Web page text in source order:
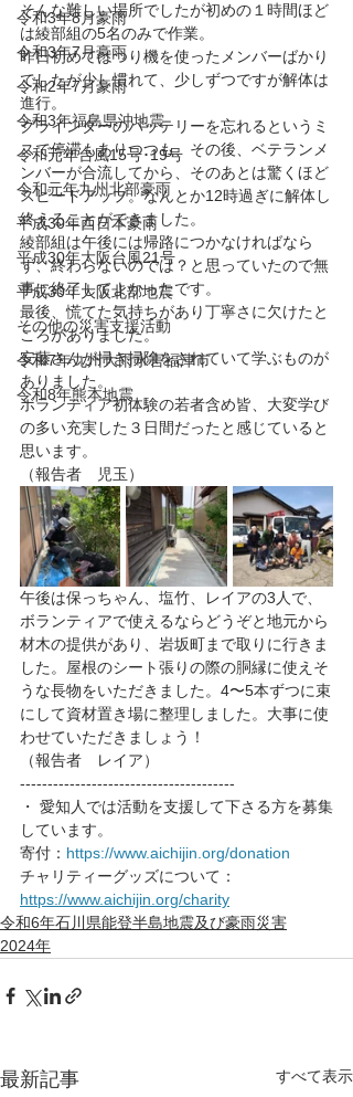
令和3年8月豪雨
令和3年7月豪雨
令和2年7月豪雨
令和3年福島県沖地震
令和元年台風15号･19号
令和元年九州北部豪雨
平成30年西日本豪雨
平成30年大阪台風21号
平成30年大阪北部地震
その他の災害支援活動
令和7年九州大雨水害福津市
令和8年熊本地震
そんな難しい場所でしたが初めの１時間ほど
は綾部組の5名のみで作業。
昨日初めてはつり機を使ったメンバーばかり
でしたが少し慣れて、少しずつですが解体は
進行。
グラインダーのバッテリーを忘れるというミ
スで停滞もありつつも、その後、ベテランメ
ンバーが合流してから、そのあとは驚くほど
スピードアップ。なんとか12時過ぎに解体し
終えることができました。
綾部組は午後には帰路につかなければなら
ず、終わらないのでは？と思っていたので無
事に終了してよかったです。
最後、慌てた気持ちがあり丁寧さに欠けたと
ころがありました。
安藤さんが掃き掃除をされていて学ぶものが
ありました。
ボランティア初体験の若者含め皆、大変学び
の多い充実した３日間だったと感じていると
思います。
（報告者　児玉）
午後は保っちゃん、塩竹、レイアの3人で、
ボランティアで使えるならどうぞと地元から
材木の提供があり、岩坂町まで取りに行きま
した。屋根のシート張りの際の胴縁に使えそ
うな長物をいただきました。4〜5本ずつに束
にして資材置き場に整理しました。大事に使
わせていただきましょう！
（報告者　レイア）
---------------------------------------
・ 愛知人では活動を支援して下さる方を募集
しています。
寄付： https://www.aichijin.org/donation
チャリティーグッズについて：
https://www.aichijin.org/charity
令和6年石川県能登半島地震及び豪雨災害
2024年
最新記事 すべて表示